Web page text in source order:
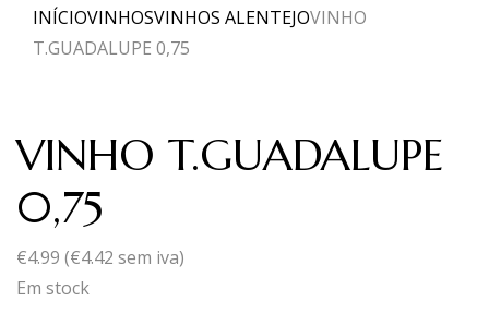
INÍCIOVINHOSVINHOS ALENTEJOVINHO
T.GUADALUPE 0,75
VINHO T.GUADALUPE
0,75
€4.99 (€4.42 sem iva)
Em stock